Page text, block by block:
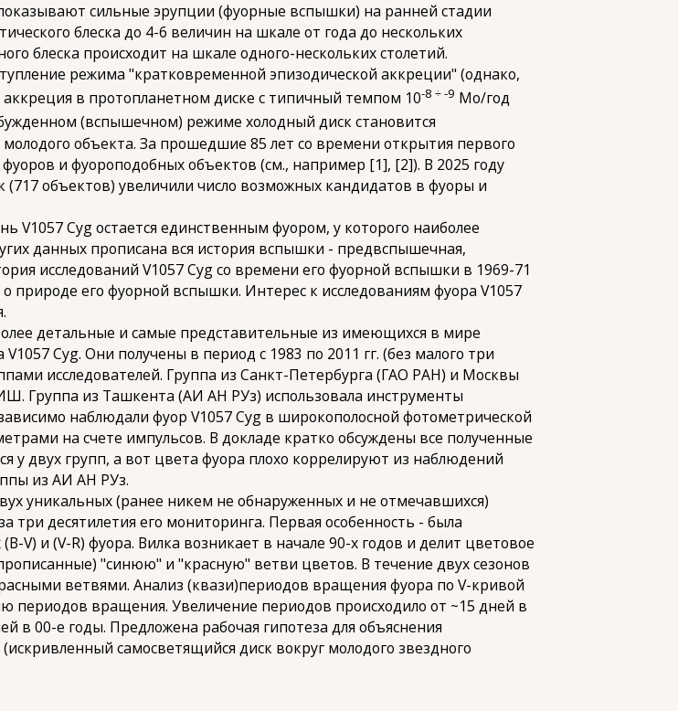
сильные эрупции (фуорные вспышки) на ранней стадии
блеска до 4-6 величин на шкале от года до нескольких
блеска происходит на шкале одного-нескольких столетий.
режима "кратковременной эпизодической аккреции" (однако,
в протопланетном диске с типичный темпом 10-8 ÷ -9 Мо/год
(вспышечном) режиме холодный диск становится
объекта. За прошедшие 85 лет со времени открытия первого
и фуороподобных объектов (см., например [1], [2]). В 2025 году
объектов) увеличили число возможных кандидатов в фуоры и
Cyg остается единственным фуором, у которого наиболее
данных прописана вся история вспышки - предвспышечная,
исследований V1057 Cyg со времени его фуорной вспышки в 1969-71
его фуорной вспышки. Интерес к исследованиям фуора V1057
детальные и самые представительные из имеющихся в мире
Cyg. Они получены в период с 1983 по 2011 гг. (без малого три
исследователей. Группа из Санкт-Петербурга (ГАО РАН) и Москвы
Группа из Ташкента (АИ АН РУз) использовала инструменты
наблюдали фуор V1057 Cyg в широкополосной фотометрической
на счете импульсов. В докладе кратко обсуждены все полученные
у двух групп, а вот цвета фуора плохо коррелируют из наблюдений
из АИ АН РУз.
уникальных (ранее никем не обнаруженных и не отмечавшихся)
три десятилетия его мониторинга. Первая особенность - была
V) и (V-R) фуора. Вилка возникает в начале 90-х годов и делит цветовое
"синюю" и "красную" ветви цветов. В течение двух сезонов
ветвями. Анализ (квази)периодов вращения фуора по V-кривой
периодов вращения. Увеличение периодов происходило от ~15 дней в
в 00-е годы. Предложена рабочая гипотеза для объяснения
самосветящийся диск вокруг молодого звездного